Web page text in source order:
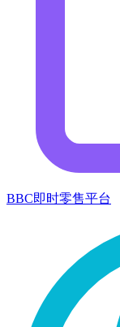
BBC即时零售平台